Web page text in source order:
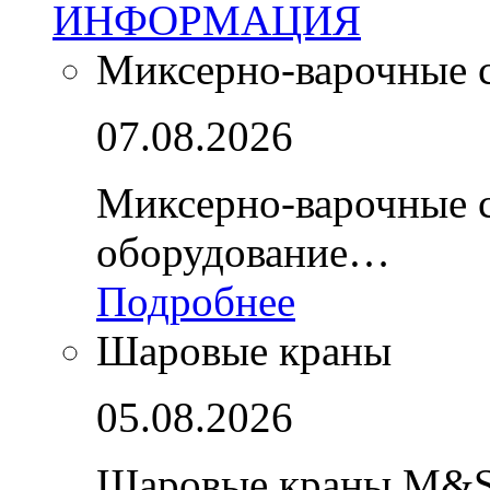
ИНФОРМАЦИЯ
Миксерно-варочные
07.08.2026
Миксерно-варочные
оборудование…
Подробнее
Шаровые краны
05.08.2026